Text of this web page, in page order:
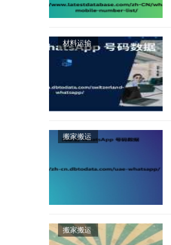
材料运输
搬家搬运
搬家搬运